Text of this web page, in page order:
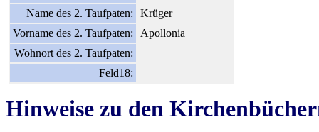
Name des 2. Taufpaten:
Krüger
Vorname des 2. Taufpaten:
Apollonia
Wohnort des 2. Taufpaten:
Feld18:
Hinweise zu den